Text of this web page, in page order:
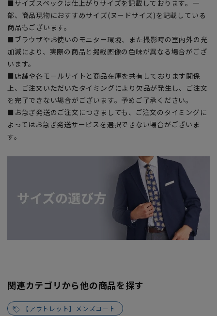
■サイズスペックは仕上がりサイズを記載しております。一
部、商品現物におすすめサイズ(ヌードサイズ)を記載している
商品もございます。
■ブラウザやお使いのモニター環境、また撮影時の室内外の光
加減により、実際の商品と掲載画像の色味が異なる場合がござ
います。
■店舗や各モールサイトと商品在庫を共有しております関係
上、ご注文いただいたタイミングにより欠品が発生し、ご注文
を完了できない場合がございます。予めご了承ください。
■お急ぎ発送のご注文につきましても、ご注文のタイミングに
よってはお急ぎ発送サービスを選択できない場合がございま
す。
関連カテゴリから他の商品を探す
【アウトレット】メンズコート